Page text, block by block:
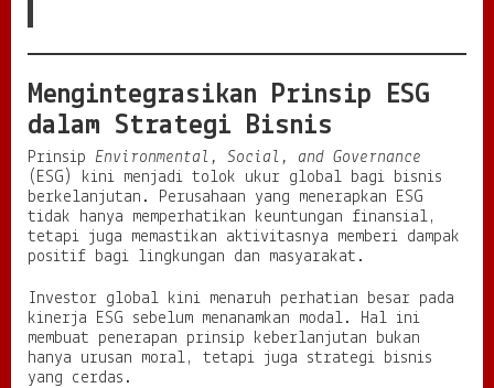
Mengintegrasikan Prinsip ESG
dalam Strategi Bisnis
Prinsip Environmental, Social, and Governance
(ESG) kini menjadi tolok ukur global bagi bisnis
berkelanjutan. Perusahaan yang menerapkan ESG
tidak hanya memperhatikan keuntungan finansial,
tetapi juga memastikan aktivitasnya memberi dampak
positif bagi lingkungan dan masyarakat.
Investor global kini menaruh perhatian besar pada
kinerja ESG sebelum menanamkan modal. Hal ini
membuat penerapan prinsip keberlanjutan bukan
hanya urusan moral, tetapi juga strategi bisnis
yang cerdas.